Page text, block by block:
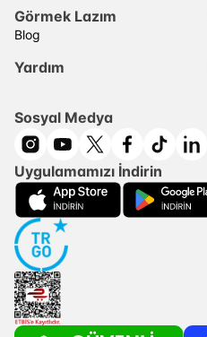
Görmek Lazım
Blog
Yardım
Sosyal Medya
Uygulamamızı İndirin